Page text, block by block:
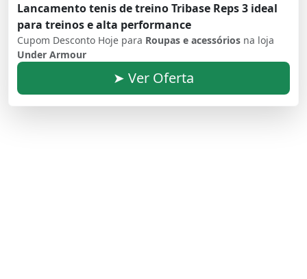
Lancamento tenis de treino Tribase Reps 3 ideal
para treinos e alta performance
Cupom Desconto Hoje para Roupas e acessórios na loja
Under Armour
➤ Ver Oferta